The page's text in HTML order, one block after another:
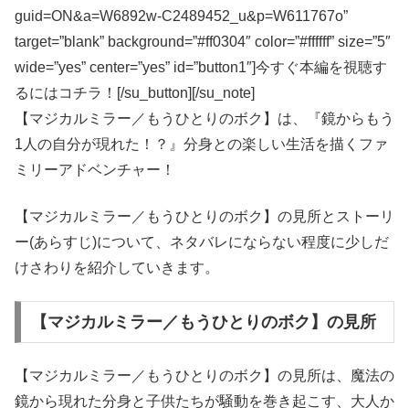
guid=ON&a=W6892w-C2489452_u&p=W611767o”
target=”blank” background=”#ff0304″ color=”#ffffff” size=”5″
wide=”yes” center=”yes” id=”button1″]今すぐ本編を視聴す
るにはコチラ！[/su_button][/su_note]
【マジカルミラー／もうひとりのボク】は、『鏡からもう
1人の自分が現れた！？』分身との楽しい生活を描くファ
ミリーアドベンチャー！
【マジカルミラー／もうひとりのボク】の見所とストーリ
ー(あらすじ)について、ネタバレにならない程度に少しだ
けさわりを紹介していきます。
【マジカルミラー／もうひとりのボク】の見所
【マジカルミラー／もうひとりのボク】の見所は、魔法の
鏡から現れた分身と子供たちが騒動を巻き起こす、大人か